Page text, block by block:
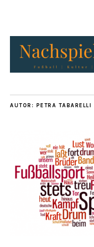
AUTOR: PETRA TABARELLI